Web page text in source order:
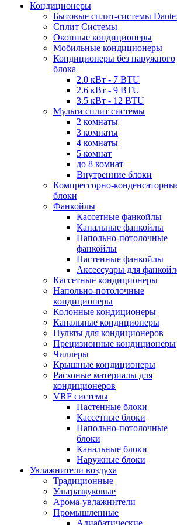
Кондиционеры
Бытовые сплит-системы
Сплит Системы
Оконные кондиционеры
Мобильные кондиционеры
Кондиционеры без наружного
блока
2.0 кВт - 7 BTU
2.6 кВт - 9 BTU
3.5 кВт - 12 BTU
Мульти сплит системы
2 комнаты
3 комнаты
4 комнаты
5 комнат
до 8 комнат
Внутренние блоки
Компрессорно-
блоки
Фанкойлы
Кассетные фанкойлы
Канальные фанкойлы
Напольно-потолочные
фанкойлы
Настенные фанкойлы
Аксессуары для
Кассетные кондиционеры
Напольно-потолочные
кондиционеры
Колонные кондиционеры
Канальные кондиционеры
Пульты для кондиционеров
Прецизионные кондиционеры
Чиллеры
Крышные кондиционеры
Расхоные материалы для
кондиционеров
VRF системы
Настенные блоки
Кассетные блоки
Напольно-потолочные
блоки
Канальные блоки
Наружные блоки
Увлажнители воздуха
Традиционные
Ультразвуковые
Арома-увлажнители
Промышленныe
Адиабатические